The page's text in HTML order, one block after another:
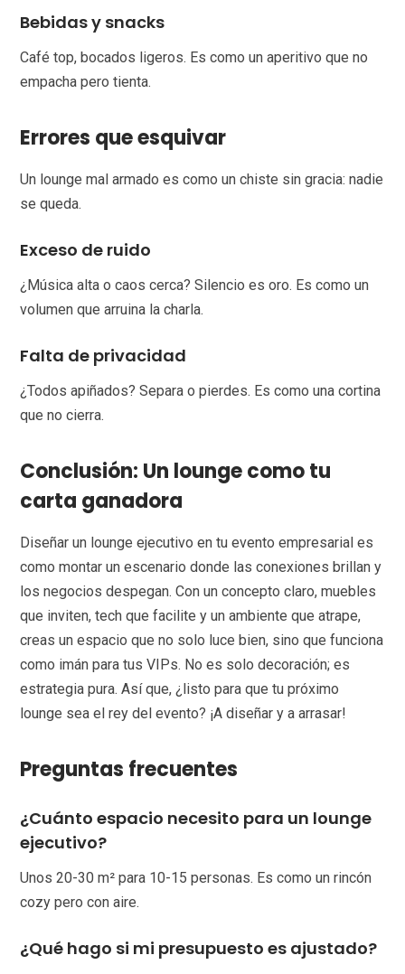
Bebidas y snacks
Café top, bocados ligeros. Es como un aperitivo que no
empacha pero tienta.
Errores que esquivar
Un lounge mal armado es como un chiste sin gracia: nadie
se queda.
Exceso de ruido
¿Música alta o caos cerca? Silencio es oro. Es como un
volumen que arruina la charla.
Falta de privacidad
¿Todos apiñados? Separa o pierdes. Es como una cortina
que no cierra.
Conclusión: Un lounge como tu
carta ganadora
Diseñar un lounge ejecutivo en tu evento empresarial es
como montar un escenario donde las conexiones brillan y
los negocios despegan. Con un concepto claro, muebles
que inviten, tech que facilite y un ambiente que atrape,
creas un espacio que no solo luce bien, sino que funciona
como imán para tus VIPs. No es solo decoración; es
estrategia pura. Así que, ¿listo para que tu próximo
lounge sea el rey del evento? ¡A diseñar y a arrasar!
Preguntas frecuentes
¿Cuánto espacio necesito para un lounge
ejecutivo?
Unos 20-30 m² para 10-15 personas. Es como un rincón
cozy pero con aire.
¿Qué hago si mi presupuesto es ajustado?